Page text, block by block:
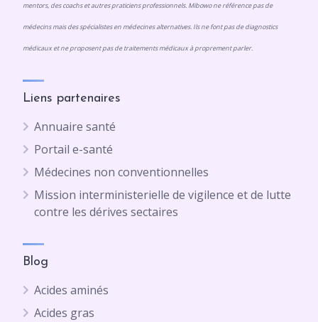
mentors, des coachs et autres praticiens professionnels. Mibowo ne référence pas de
médecins mais des spécialistes en médecines alternatives. Ils ne font pas de diagnostics
médicaux et ne proposent pas de traitements médicaux à proprement parler.
Liens partenaires
Annuaire santé
Portail e-santé
Médecines non conventionnelles
Mission interministerielle de vigilence et de lutte
contre les dérives sectaires
Blog
Acides aminés
Acides gras